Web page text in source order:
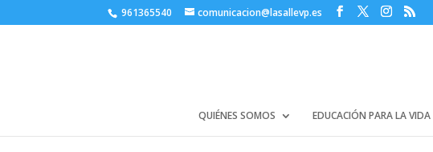
961365540 comunicacion@lasallevp.es
QUIÉNES SOMOS EDUCACIÓN PARA LA VIDA